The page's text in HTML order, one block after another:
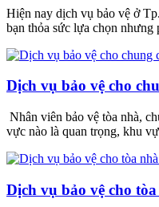
Hiện nay dịch vụ bảo vệ ở
bạn thỏa sức lựa chọn nhưng
Dịch vụ bảo vệ cho
Nhân viên bảo vệ tòa nhà,
vực nào là quan trọng, khu
Dịch vụ bảo vệ cho